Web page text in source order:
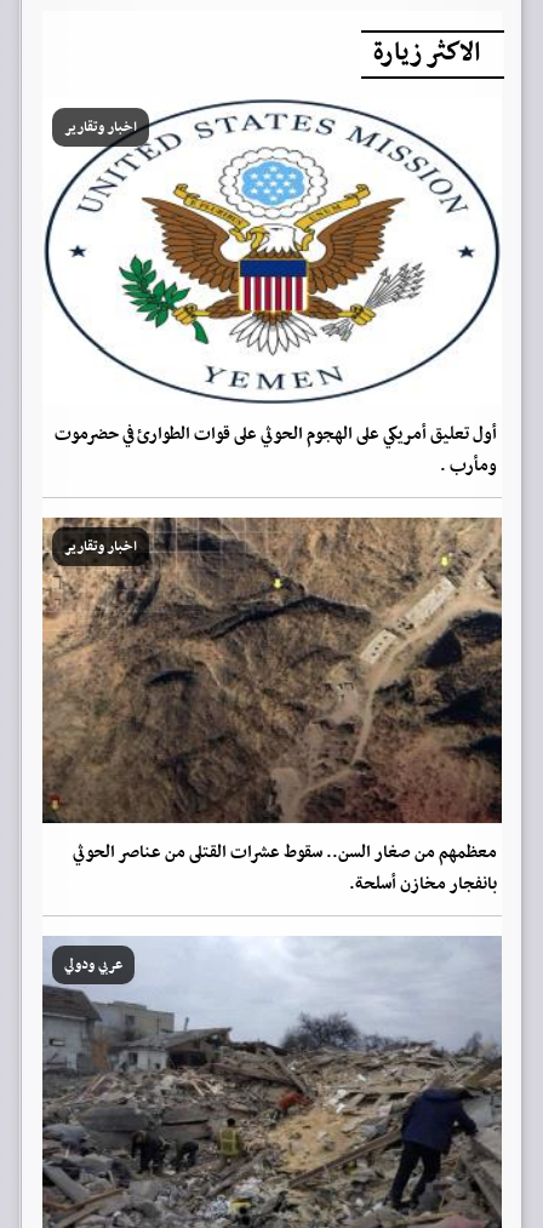
الاكثر زيارة
اخبار وتقارير
أول تعليق أمريكي على الهجوم الحوثي على قوات الطوارئ في حضرموت
ومأرب .
اخبار وتقارير
معظمهم من صغار السن.. سقوط عشرات القتلى من عناصر الحوثي
بانفجار مخازن أسلحة.
عربي ودولي